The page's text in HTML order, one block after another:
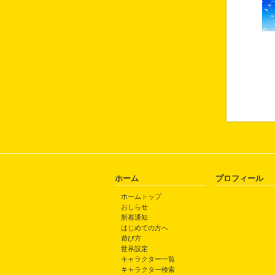
ホーム
ホームトップ
おしらせ
新着通知
はじめての方へ
遊び方
世界設定
キャラクター一覧
キャラクター検索
プロフィール